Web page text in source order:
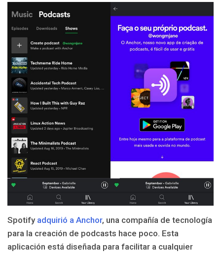
Spotify adquirió a Anchor, una compañía de tecnología
para la creación de podcasts hace poco. Esta
aplicación está diseñada para facilitar a cualquier